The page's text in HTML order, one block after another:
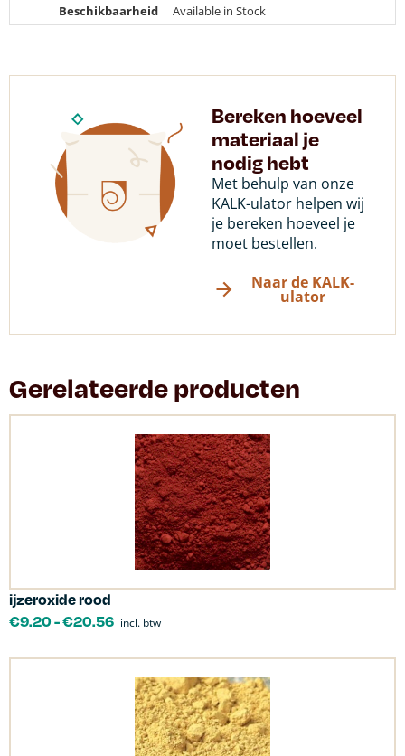
Beschikbaarheid
Available in Stock
Bereken hoeveel
materiaal je
nodig hebt
Met behulp van onze
KALK-ulator helpen wij
je bereken hoeveel je
moet bestellen.
Naar de KALK-
ulator
Gerelateerde producten
ijzeroxide rood
€9.20-€20.56 incl. btw